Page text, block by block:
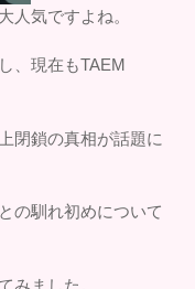
人気ですよね。
、現在もTAEM
閉鎖の真相が話題に
の馴れ初めについて
みました。